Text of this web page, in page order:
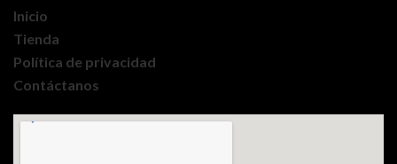
Inicio
Tienda
Política de privacidad
Contáctanos